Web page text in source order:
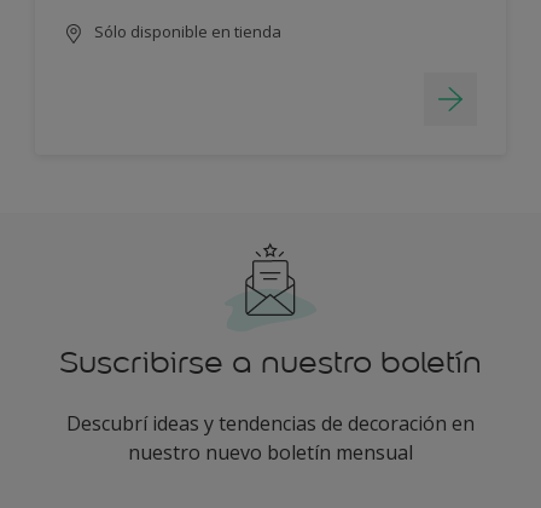
Sólo disponible en tienda
Suscribirse a nuestro boletín
Descubrí ideas y tendencias de decoración en
nuestro nuevo boletín mensual